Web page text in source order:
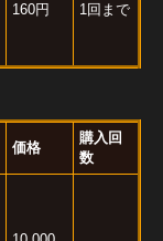
160円 1回まで
価格
購入回
数